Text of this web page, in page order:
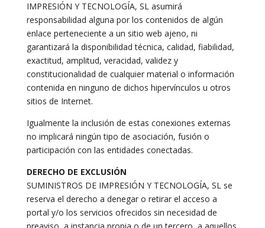
IMPRESIÓN Y TECNOLOGÍA, SL asumirá
responsabilidad alguna por los contenidos de algún
enlace perteneciente a un sitio web ajeno, ni
garantizará la disponibilidad técnica, calidad, fiabilidad,
exactitud, amplitud, veracidad, validez y
constitucionalidad de cualquier material o información
contenida en ninguno de dichos hipervínculos u otros
sitios de Internet.
Igualmente la inclusión de estas conexiones externas
no implicará ningún tipo de asociación, fusión o
participación con las entidades conectadas.
DERECHO DE EXCLUSIÓN
SUMINISTROS DE IMPRESIÓN Y TECNOLOGÍA, SL se
reserva el derecho a denegar o retirar el acceso a
portal y/o los servicios ofrecidos sin necesidad de